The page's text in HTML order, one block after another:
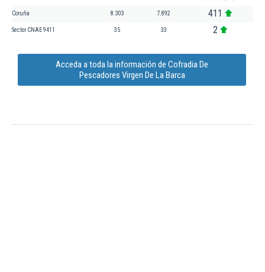
Coruña 8.303 7.892 411
Sector CNAE 9411 35 33 2
Acceda a toda la información de Cofradia De
Pescadores Virgen De La Barca